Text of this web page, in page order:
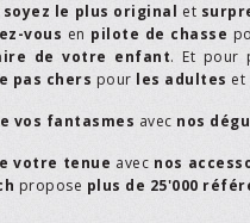
soyez le plus original et
vous en pilote de chasse
de votre enfant. Et pour
pas chers pour les adultes et
vos fantasmes avec nos
votre tenue avec nos
propose plus de 25'000